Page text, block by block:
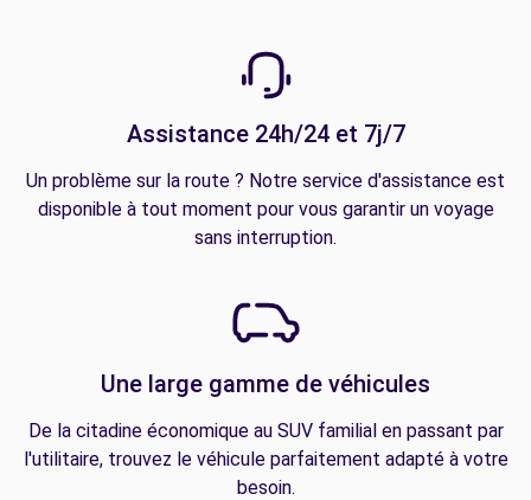
Assistance 24h/24 et 7j/7
Un problème sur la route ? Notre service d'assistance est
disponible à tout moment pour vous garantir un voyage
sans interruption.
Une large gamme de véhicules
De la citadine économique au SUV familial en passant par
l'utilitaire, trouvez le véhicule parfaitement adapté à votre
besoin.